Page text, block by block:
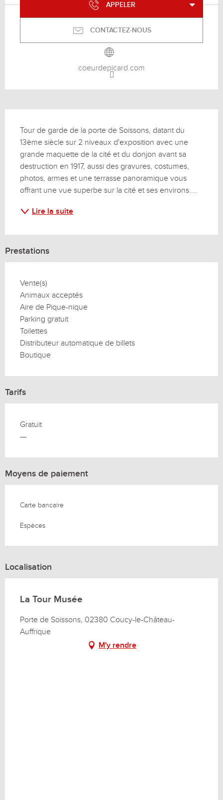
APPELER
CONTACTEZ-NOUS
coeurdepicard.com
Tour de garde de la porte de Soissons, datant du
13ème siècle sur 2 niveaux d'exposition avec une
grande maquette de la cité et du donjon avant sa
destruction en 1917, aussi des gravures, costumes,
photos, armes et une terrasse panoramique vous
offrant une vue superbe sur la cité et ses environs....
Lire la suite
Prestations
Vente(s)
Animaux acceptés
Aire de Pique-nique
Parking gratuit
Toilettes
Distributeur automatique de billets
Boutique
Tarifs
Gratuit
—
Moyens de paiement
Carte bancaire
Espèces
Localisation
La Tour Musée
Porte de Soissons, 02380 Coucy-le-Château-
Auffrique
M'y rendre